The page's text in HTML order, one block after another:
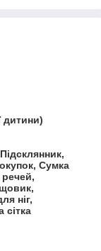
дитини)
Сумка
ніг,
сітка